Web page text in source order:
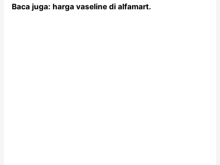
Baca juga: harga vaseline di alfamart.